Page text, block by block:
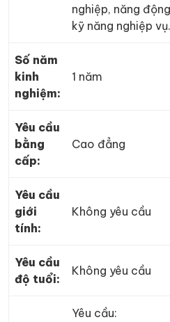
nghiệp, năng
kỹ năng nghiệp vụ.
Số năm
kinh
nghiệm:
1 năm
Yêu cầu
bằng
cấp:
Cao đẳng
Yêu cầu
giới
tính:
Không yêu cầu
Yêu cầu
độ tuổi:
Không yêu cầu
Yêu cầu: